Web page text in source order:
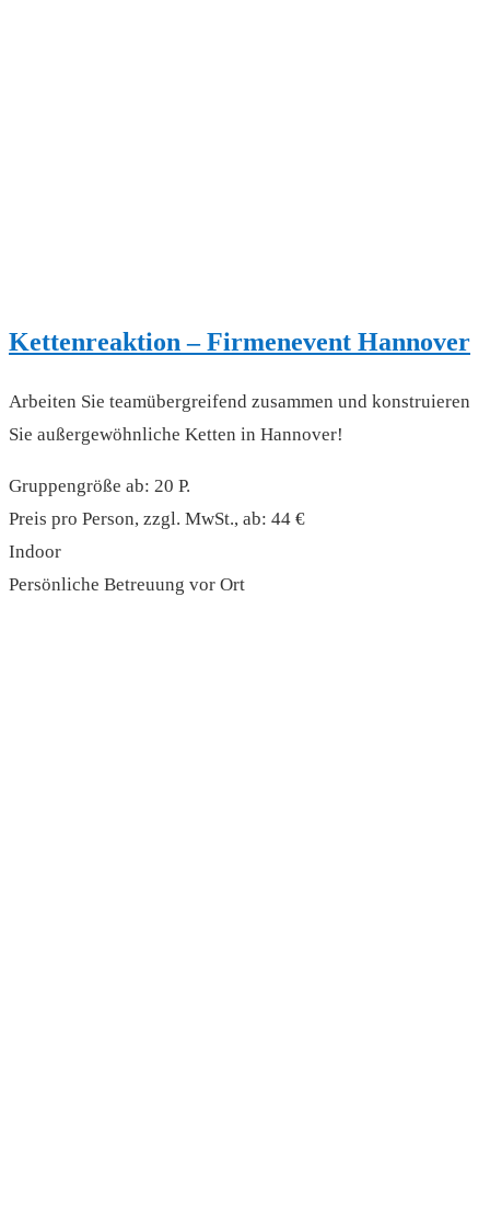
Kettenreaktion – Firmenevent Hannover
Arbeiten Sie teamübergreifend zusammen und konstruieren
Sie außergewöhnliche Ketten in Hannover!
Gruppengröße ab: 20 P.
Preis pro Person, zzgl. MwSt., ab: 44 €
Indoor
Persönliche Betreuung vor Ort